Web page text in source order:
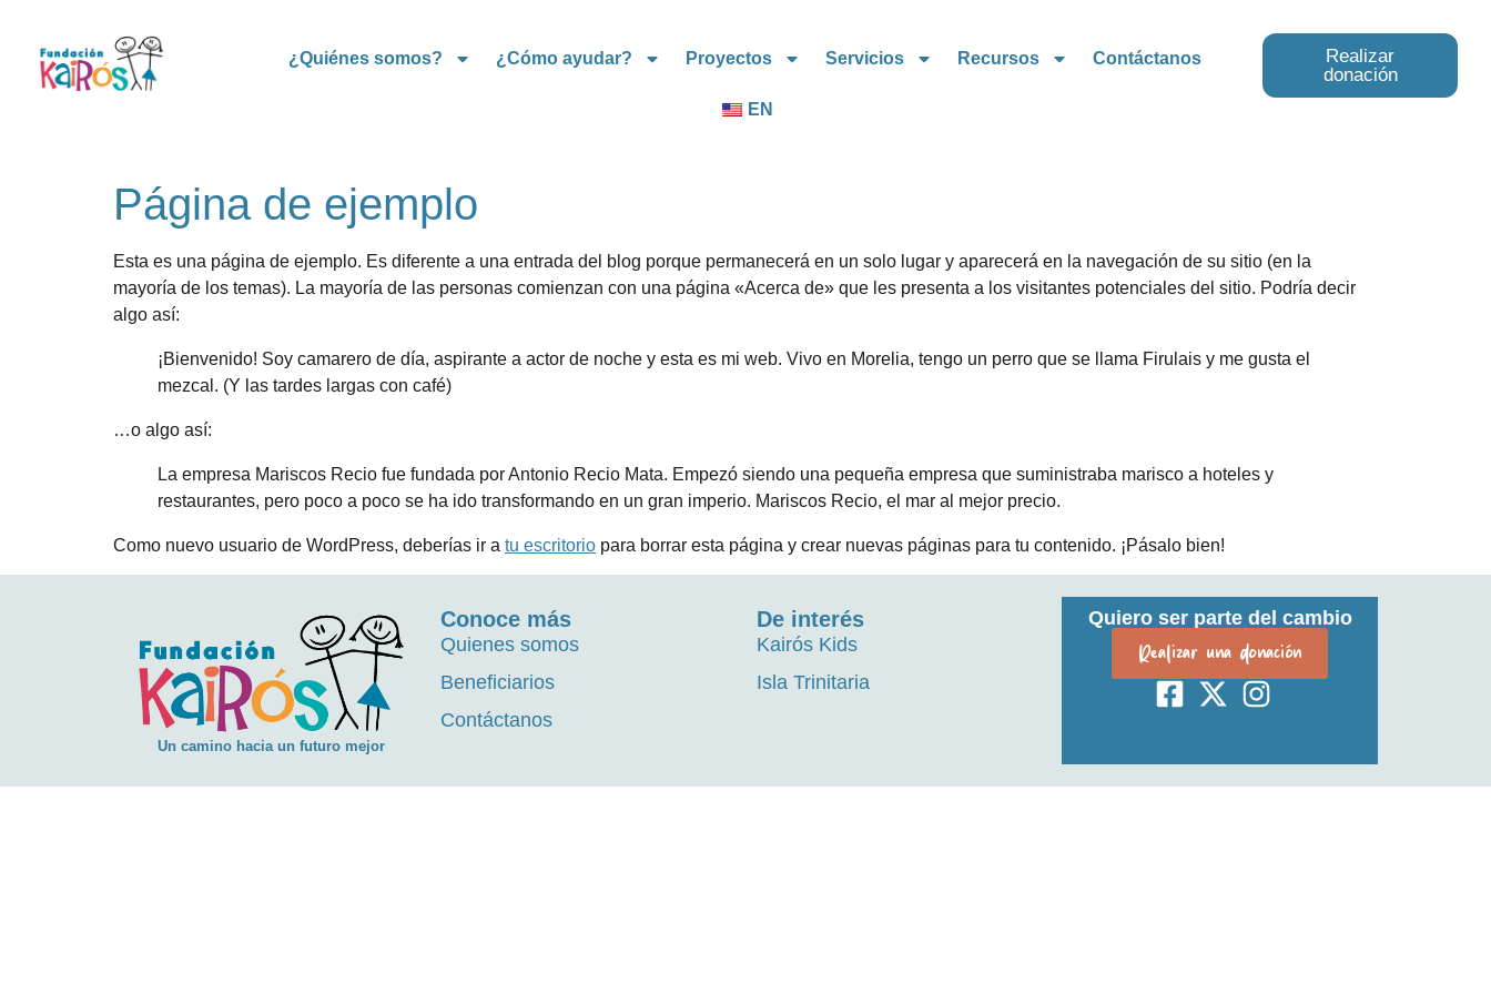
¿Quiénes somos? ¿Cómo ayudar? Proyectos Servicios Recursos Contáctanos
EN
Realizar
donación
Página de ejemplo
Esta es una página de ejemplo. Es diferente a una entrada del blog porque permanecerá en un solo lugar y aparecerá en la navegación de su sitio (en la
mayoría de los temas). La mayoría de las personas comienzan con una página «Acerca de» que les presenta a los visitantes potenciales del sitio. Podría decir
algo así:
¡Bienvenido! Soy camarero de día, aspirante a actor de noche y esta es mi web. Vivo en Morelia, tengo un perro que se llama Firulais y me gusta el
mezcal. (Y las tardes largas con café)
…o algo así:
La empresa Mariscos Recio fue fundada por Antonio Recio Mata. Empezó siendo una pequeña empresa que suministraba marisco a hoteles y
restaurantes, pero poco a poco se ha ido transformando en un gran imperio. Mariscos Recio, el mar al mejor precio.
Como nuevo usuario de WordPress, deberías ir a tu escritorio para borrar esta página y crear nuevas páginas para tu contenido. ¡Pásalo bien!
Un camino hacia un futuro mejor
Conoce más
Quienes somos
Beneficiarios
Contáctanos
De interés
Kairós Kids
Isla Trinitaria
Quiero ser parte del cambio
Realizar una donación